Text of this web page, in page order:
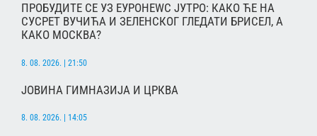
ПРОБУДИТЕ СЕ УЗ ЕУРОНЕWС ЈУТРО: КАКО ЋЕ НА
СУСРЕТ ВУЧИЋА И ЗЕЛЕНСКОГ ГЛЕДАТИ БРИСЕЛ, А
КАКО МОСКВА?
8. 08. 2026. | 21:50
ЈОВИНА ГИМНАЗИЈА И ЦРКВА
8. 08. 2026. | 14:05